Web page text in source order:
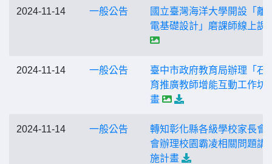
2024-11-14 一般公告
國立臺灣海洋大學開設「離
電基礎設計」磨課師線上課
2024-11-14 一般公告
臺中市政府教育局辦理「石
育推廣教師增能互動工作坊
畫
2024-11-14 一般公告
轉知彰化縣各級學校家長會
會辦理校園霸凌相關問題講
施計畫